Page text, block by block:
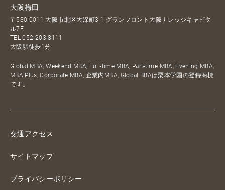
大阪梅田
〒530-0011 大阪市北区大深町3-1 グランフロント大阪ナレッジキャピタ
ル7F
TEL052-203-8111
大阪駅徒歩1分
Global MBA, Weekend MBA, Full-time MBA, Part-time MBA, Evening MBA,
MBA Plus, Corporate MBA, 企業内MBA, Global BBAは栗本学園の登録商標
です。
交通アクセス
サイトマップ
プライバシーポリシー